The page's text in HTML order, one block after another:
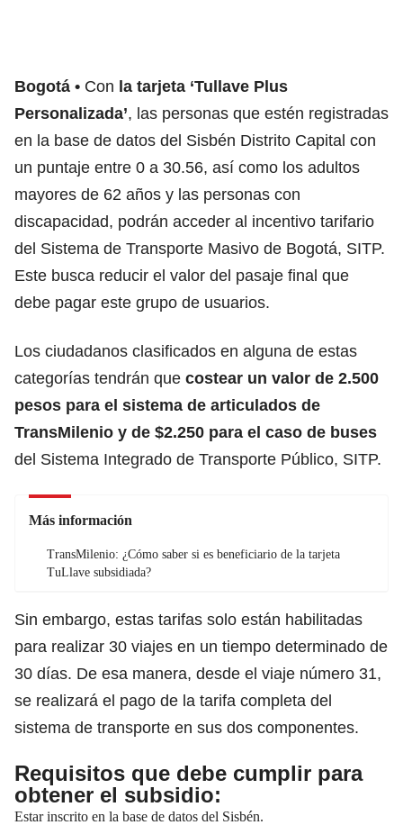
Bogotá Con la tarjeta ‘Tullave Plus
Personalizada’, las personas que estén registradas
en la base de datos del Sisbén Distrito Capital con
un puntaje entre 0 a 30.56, así como los adultos
mayores de 62 años y las personas con
discapacidad, podrán acceder al incentivo tarifario
del Sistema de Transporte Masivo de Bogotá, SITP.
Este busca reducir el valor del pasaje final que
debe pagar este grupo de usuarios.
Los ciudadanos clasificados en alguna de estas
categorías tendrán que costear un valor de 2.500
pesos para el sistema de articulados de
TransMilenio y de $2.250 para el caso de buses
del Sistema Integrado de Transporte Público, SITP.
Más información
TransMilenio: ¿Cómo saber si es beneficiario de la tarjeta
TuLlave subsidiada?
Sin embargo, estas tarifas solo están habilitadas
para realizar 30 viajes en un tiempo determinado de
30 días. De esa manera, desde el viaje número 31,
se realizará el pago de la tarifa completa del
sistema de transporte en sus dos componentes.
Requisitos que debe cumplir para
obtener el subsidio:
Estar inscrito en la base de datos del Sisbén.